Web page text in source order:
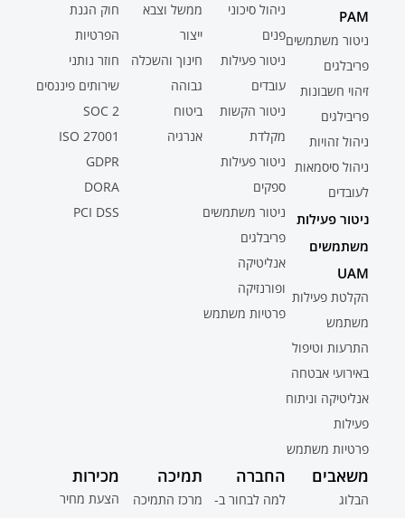
PAM
ניטור משתמשים
פריבלגים
זיהוי חשבונות
פריבילגים
ניהול זהויות
ניהול סיסמאות
לעובדים
ניטור פעילות
משתמשים
UAM
הקלטת פעילות
משתמש
התרעות וטיפול
באירועי אבטחה
אנליטיקה וניתוח
פעילות
פרטיות משתמש
ניהול סיכוני
פנים
ניטור פעילות
עובדים
ניטור הקשות
מקלדת
ניטור פעילות
ספקים
ניטור משתמשים
פריבלגים
אנליטיקה
ופורנזיקה
פרטיות משתמש
ממשל וצבא
ייצור
חינוך והשכלה
גבוהה
ביטוח
אנרגיה
חוק הגנת
הפרטיות
חוזר נותני
שירותים פיננסים
SOC 2
ISO 27001
GDPR
DORA
PCI DSS
משאבים
הבלוג
החברה
למה לבחור ב-
תמיכה
מרכז התמיכה
מכירות
הצעת מחיר